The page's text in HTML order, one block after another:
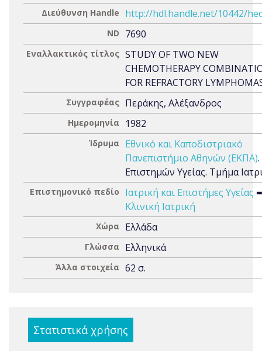
Διεύθυνση Handle http://hdl.handle.net/10442/
ND 7690
Εναλλακτικός τίτλος STUDY OF TWO NEW
CHEMOTHERAPY
FOR REFRACTORY
Συγγραφέας Περάκης, Αλέξανδρος
Ημερομηνία 1982
Ίδρυμα
Εθνικό και Καποδιστριακό
Πανεπιστήμιο Αθηνών (ΕΚΠΑ)
Επιστημών Υγείας. Τμήμα
Επιστημονικό πεδίο Ιατρική και Επιστήμες Υγείας
Κλινική Ιατρική
Χώρα Ελλάδα
Γλώσσα Ελληνικά
Άλλα στοιχεία 62 σ.
Στατιστικά χρήσης